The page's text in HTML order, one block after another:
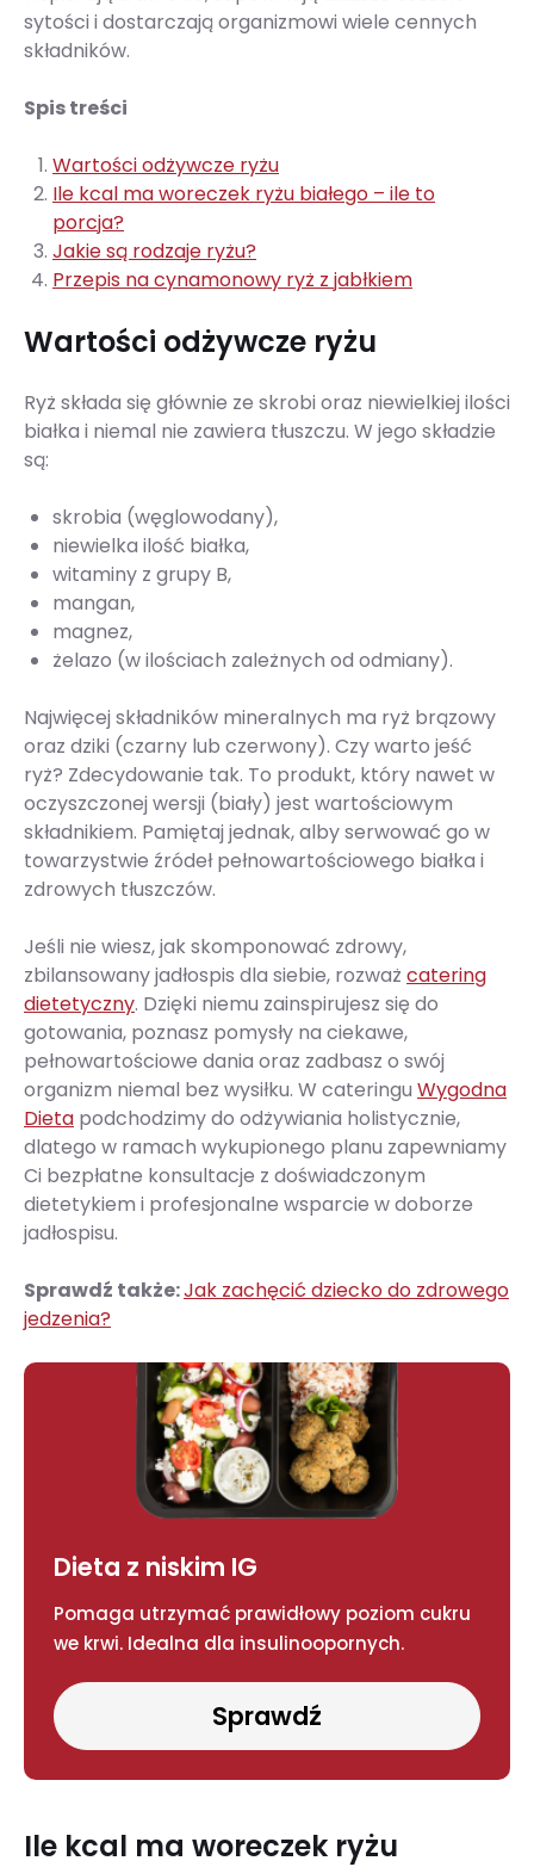
sytości i dostarczają organizmowi wiele cennych
składników.
Spis treści
Wartości odżywcze ryżu
Ile kcal ma woreczek ryżu białego – ile to
porcja?
Jakie są rodzaje ryżu?
Przepis na cynamonowy ryż z jabłkiem
Wartości odżywcze ryżu
Ryż składa się głównie ze skrobi oraz niewielkiej ilości
białka i niemal nie zawiera tłuszczu. W jego składzie
są:
skrobia (węglowodany),
niewielka ilość białka,
witaminy z grupy B,
mangan,
magnez,
żelazo (w ilościach zależnych od odmiany).
Najwięcej składników mineralnych ma ryż brązowy
oraz dziki (czarny lub czerwony). Czy warto jeść
ryż? Zdecydowanie tak. To produkt, który nawet w
oczyszczonej wersji (biały) jest wartościowym
składnikiem. Pamiętaj jednak, alby serwować go w
towarzystwie źródeł pełnowartościowego białka i
zdrowych tłuszczów.
Jeśli nie wiesz, jak skomponować zdrowy,
zbilansowany jadłospis dla siebie, rozważ catering
dietetyczny. Dzięki niemu zainspirujesz się do
gotowania, poznasz pomysły na ciekawe,
pełnowartościowe dania oraz zadbasz o swój
organizm niemal bez wysiłku. W cateringu Wygodna
Dieta podchodzimy do odżywiania holistycznie,
dlatego w ramach wykupionego planu zapewniamy
Ci bezpłatne konsultacje z doświadczonym
dietetykiem i profesjonalne wsparcie w doborze
jadłospisu.
Sprawdź także:Jak zachęcić dziecko do zdrowego
jedzenia?
Dieta z niskim IG
Pomaga utrzymać prawidłowy poziom cukru
we krwi. Idealna dla insulinoopornych.
Sprawdź
Ile kcal ma woreczek ryżu